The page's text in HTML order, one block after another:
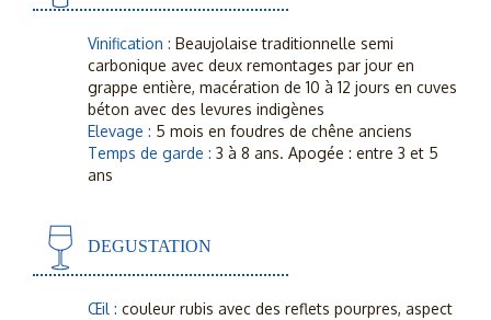
Vinification : Beaujolaise traditionnelle semi
carbonique avec deux remontages par jour en
grappe entière, macération de 10 à 12 jours en cuves
béton avec des levures indigènes
Elevage : 5 mois en foudres de chêne anciens
Temps de garde : 3 à 8 ans. Apogée : entre 3 et 5
ans
DEGUSTATION
Œil : couleur rubis avec des reflets pourpres, aspect